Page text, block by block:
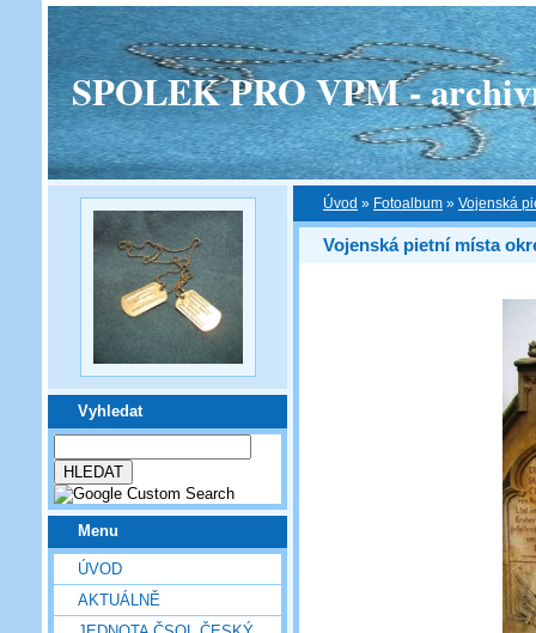
SPOLEK PRO VPM -
Vyhledat
Menu
ÚVOD
AKTUÁLNĚ
Úvod » Fotoalbum » Vojenská
Vojenská pietní místa